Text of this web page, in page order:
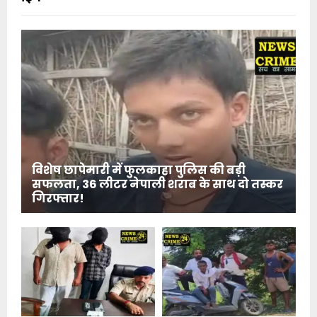
विशेष छापेमारी में फुलकाहा पुलिस की बड़ी
सफलता, 36 लीटर नेपाली शराब के साथ दो तस्कर
गिरफ्तार!